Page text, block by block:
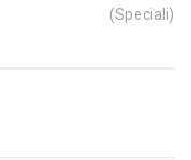
(Speciali)